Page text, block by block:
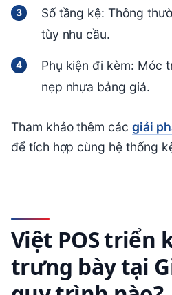
Số tầng kệ: Thông
tùy nhu cầu.
Phụ kiện đi kèm: Móc
nẹp nhựa bảng giá.
Tham khảo thêm cácgiải
để tích hợp cùng hệ thống
Việt POS triển
trưng bày tại